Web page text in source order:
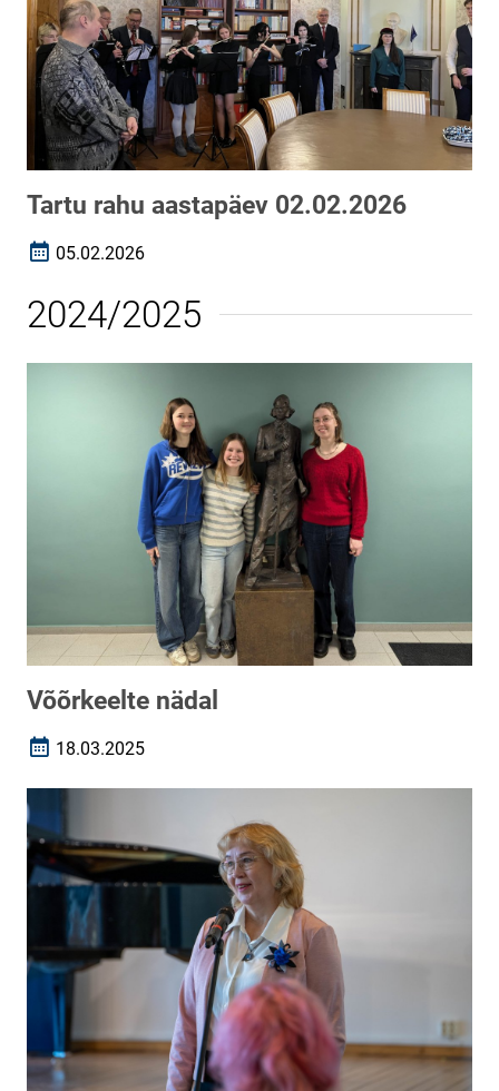
Tartu rahu aastapäev 02.02.2026
Loomise kuupäev
05.02.2026
2024/2025
Võõrkeelte nädal
Loomise kuupäev
18.03.2025